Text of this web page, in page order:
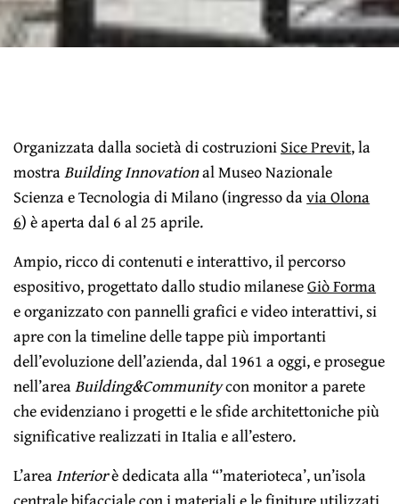
Organizzata dalla società di costruzioniSice Previt, la
mostraBuilding Innovational Museo Nazionale
Scienza e Tecnologia di Milano (ingresso davia Olona
6) è aperta dal 6 al 25 aprile.
Ampio, ricco di contenuti e interattivo, il percorso
espositivo, progettato dallo studio milaneseGiò Forma
e organizzato con pannelli grafici e video interattivi, si
apre con la timeline delle tappe più importanti
dell’evoluzione dell’azienda, dal 1961 a oggi, e prosegue
nell’areaBuilding&Communitycon monitor a parete
che evidenziano i progetti e le sfide architettoniche più
significative realizzati in Italia e all’estero.
L’areaInteriorè dedicata alla “’materioteca’, un’isola